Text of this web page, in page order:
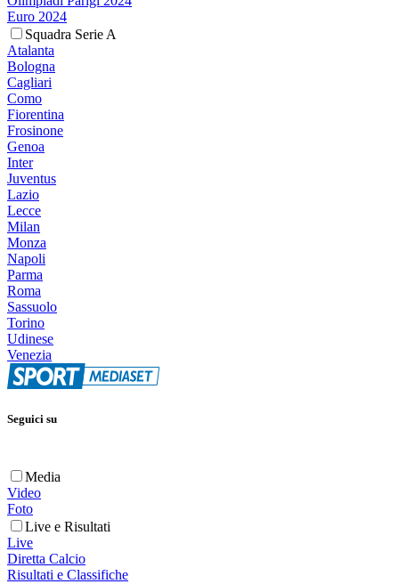
Euro 2024
Squadra Serie A
Atalanta
Bologna
Cagliari
Como
Fiorentina
Frosinone
Genoa
Inter
Juventus
Lazio
Lecce
Milan
Monza
Napoli
Parma
Roma
Sassuolo
Torino
Udinese
Venezia
Seguici su
Media
Video
Foto
Live e Risultati
Live
Diretta Calcio
Risultati e Classifiche